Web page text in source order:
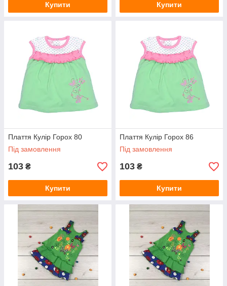
Купити Купити
Плаття Кулір Горох 80
Під замовлення
103 ₴
Купити
Плаття Кулір Горох 86
Під замовлення
103 ₴
Купити